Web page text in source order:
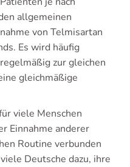
allgemeinen
von Telmisartan
Es wird häufig
zur gleichen
gleichmäßige
viele Menschen
Einnahme anderer
Routine verbunden
Deutsche dazu, ihre